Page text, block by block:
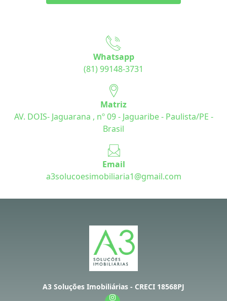
Matriz
AV. DOIS- Jaguarana , nº 09 - Jaguaribe - Paulista/PE -
Brasil
Email
a3solucoesimobiliaria1@gmail.com
A3 Soluções Imobiliárias - CRECI 18568PJ